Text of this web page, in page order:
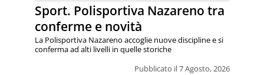
Sport. Polisportiva Nazareno tra
conferme e novità
Pubblicato il 7 Agosto, 2026
La Polisportiva Nazareno accoglie nuove discipline e si
conferma ad alti livelli in quelle storiche